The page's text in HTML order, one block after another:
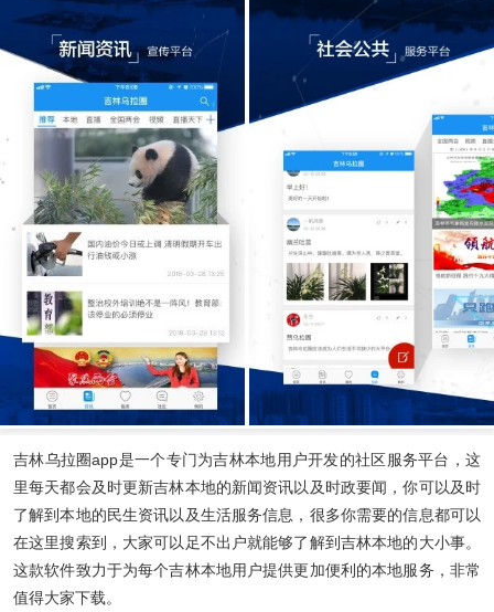
吉林乌拉圈app是一个专门为吉林本地用户开发的社区服务平台，这
里每天都会及时更新吉林本地的新闻资讯以及时政要闻，你可以及时
了解到本地的民生资讯以及生活服务信息，很多你需要的信息都可以
在这里搜索到，大家可以足不出户就能够了解到吉林本地的大小事。
这款软件致力于为每个吉林本地用户提供更加便利的本地服务，非常
值得大家下载。